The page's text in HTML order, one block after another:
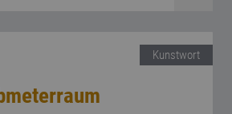
Kunstwort